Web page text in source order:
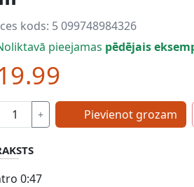
kods: 5 099748984326
pieejamas pēdējais
+ Pievienot grozam
0:47